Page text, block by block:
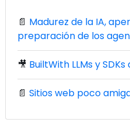
📄 Madurez de la IA,
preparación de los
🎥 BuiltWith LLMs y
📄 Sitios web poco